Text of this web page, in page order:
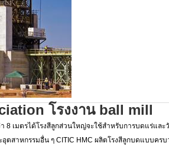
โรงงาน ball mill
8 เมตรได้โรงสีลูกส่วนใหญ่จะใช้สำหรับการบดแร่แล
ตสาหกรรมอื่น ๆ CITIC HMC ผลิตโรงสีลูกบดแบบคร